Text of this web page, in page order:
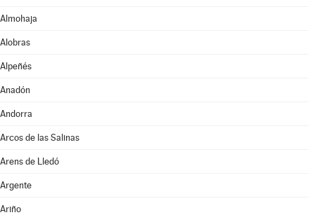
Almohaja
Alobras
Alpeñés
Anadón
Andorra
Arcos de las Salinas
Arens de Lledó
Argente
Ariño